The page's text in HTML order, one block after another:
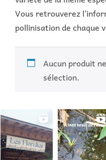
Vous retrouverez
pollinisation de chaque
Aucun produit
sélection.